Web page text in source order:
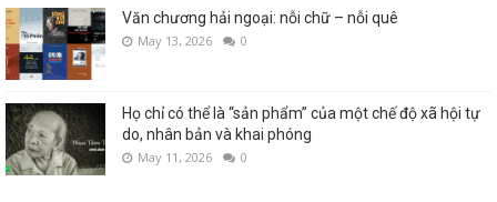
Văn chương hải ngoại: nỗi chữ – nỗi quê
May 13, 2026 0
Họ chỉ có thể là “sản phẩm” của một chế độ xã hội tự
do, nhân bản và khai phóng
May 11, 2026 0